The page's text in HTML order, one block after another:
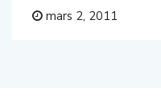
mars 2, 2011